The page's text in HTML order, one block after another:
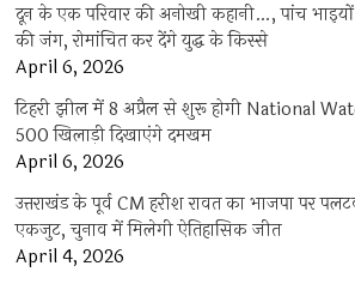
दून के एक परिवार की अनोखी कहानी…, पांच
की जंग, रोमांचित कर देंगे युद्ध के किस्से
April 6, 2026
टिहरी झील में 8 अप्रैल से शुरू होगी National
500 खिलाड़ी दिखाएंगे दमखम
April 6, 2026
उत्तराखंड के पूर्व CM हरीश रावत का भाजपा पर
एकजुट, चुनाव में मिलेगी ऐतिहासिक जीत
April 4, 2026